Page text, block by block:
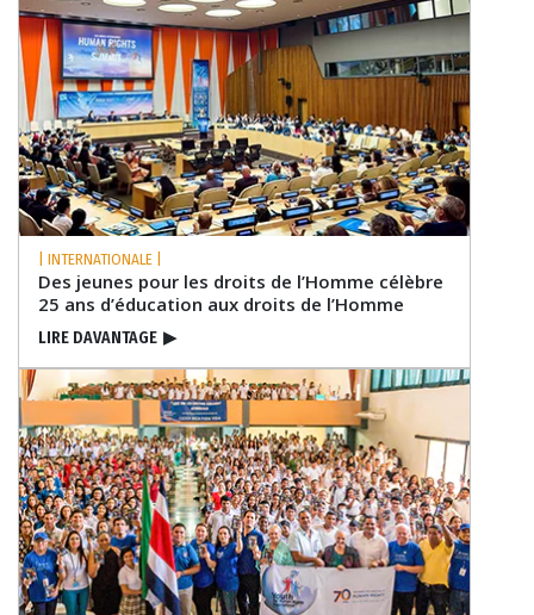
| INTERNATIONALE |
Des jeunes pour les droits de l’Homme célèbre
25 ans d’éducation aux droits de l’Homme
LIRE DAVANTAGE ▶